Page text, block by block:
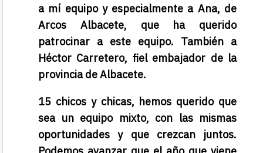
a mí equipo y especialmente a Ana, de
Arcos Albacete, que ha querido
patrocinar a este equipo. También a
Héctor Carretero, fiel embajador de la
provincia de Albacete.
15 chicos y chicas, hemos querido que
sea un equipo mixto, con las mismas
oportunidades y que crezcan juntos.